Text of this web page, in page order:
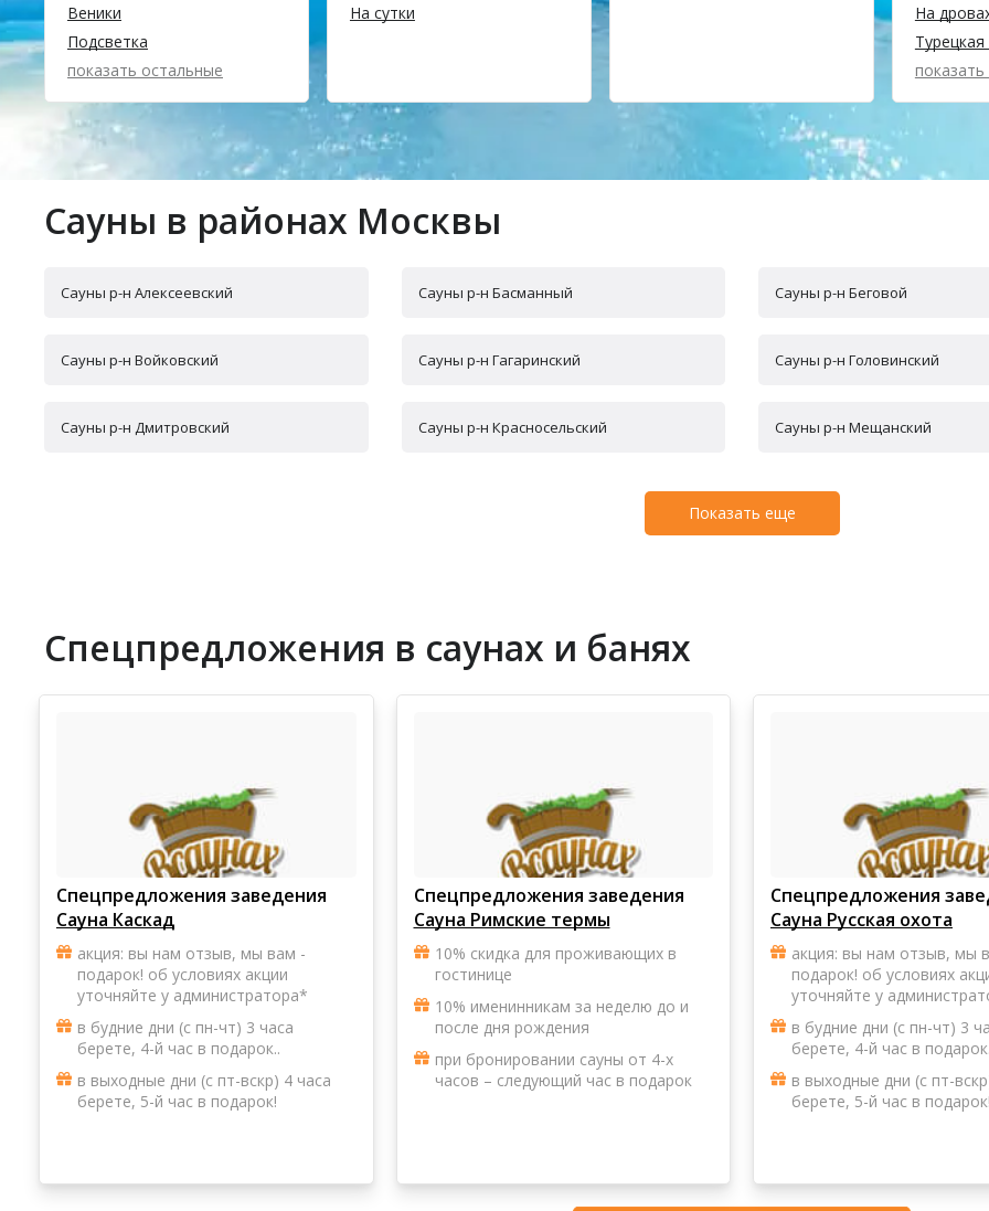
Веники
Подсветка
показать остальные
На сутки
На
Сауны в районах Москвы
Сауны р-н Алексеевский Сауны р-н Басманный Сауны р-н Беговой
Сауны р-н Войковский Сауны р-н Гагаринский Сауны р-н Головинский
Сауны р-н Дмитровский Сауны р-н Красносельский Сауны р-н Мещанский
Показать еще
Спецпредложения в саунах и банях
Спецпредложения заведения
Сауна Каскад
акция: вы нам отзыв, мы вам -
подарок! об условиях акции
уточняйте у администратора*
в будние дни (с пн-чт) 3 часа
берете, 4-й час в подарок..
в выходные дни (с пт-вскр) 4 часа
берете, 5-й час в подарок!
Спецпредложения заведения
Сауна Римские термы
10% скидка для проживающих в
гостинице
10% именинникам за неделю до и
после дня рождения
при бронировании сауны от 4-х
часов – следующий час в подарок
Спецпредложения
Сауна Русская охота
акция: вы нам отзыв, мы
подарок! об условиях
уточняйте у
в будние дни (с пн-чт) 3
берете, 4-й час в
в выходные дни (с пт-
берете, 5-й час в подарок!